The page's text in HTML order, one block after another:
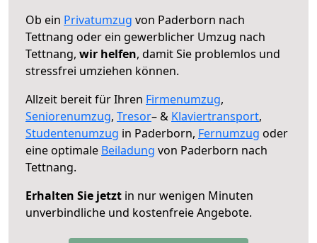
Ob ein Privatumzug von Paderborn nach
Tettnang oder ein gewerblicher Umzug nach
Tettnang, wir helfen, damit Sie problemlos und
stressfrei umziehen können.
Allzeit bereit für Ihren Firmenumzug,
Seniorenumzug, Tresor– & Klaviertransport,
Studentenumzug in Paderborn, Fernumzug oder
eine optimale Beiladung von Paderborn nach
Tettnang.
Erhalten Sie jetzt in nur wenigen Minuten
unverbindliche und kostenfreie Angebote.